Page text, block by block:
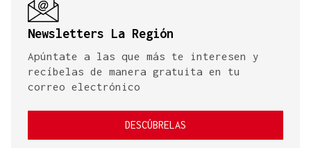
Newsletters La Región
Apúntate a las que más te interesen y
recíbelas de manera gratuita en tu
correo electrónico
DESCÚBRELAS